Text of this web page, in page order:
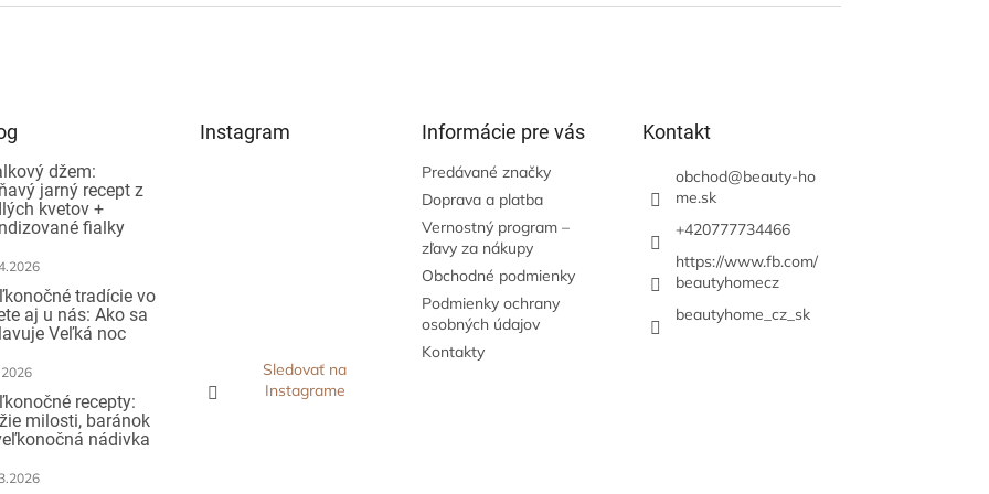
džem:
jarný recept z
kvetov +
fialky
tradície vo
aj u nás: Ako sa
Veľká noc
recepty:
milosti, baránok
nádivka
Instagram
Sledovať na
Instagrame
Informácie pre vás
Predávané značky
Doprava a platba
Vernostný program –
zľavy za nákupy
Obchodné podmienky
Podmienky ochrany
osobných údajov
Kontakty
Kontakt
obchod@beauty-ho
me.sk
+420777734466
https://www.fb.com/
beautyhomecz
beautyhome_cz_sk